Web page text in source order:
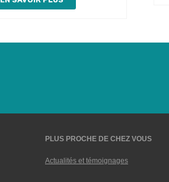
PLUS PROCHE DE CHEZ VOUS
Actualités et témoignages